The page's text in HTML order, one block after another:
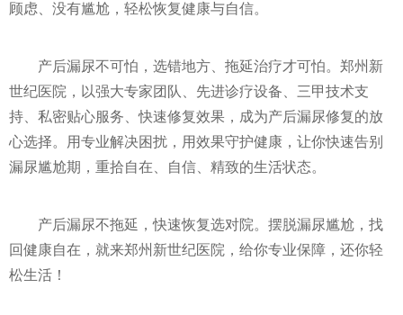
顾虑、没有尴尬，轻松恢复健康与自信。
产后漏尿不可怕，选错地方、拖延治疗才可怕。郑州新
世纪医院，以强大专家团队、先进诊疗设备、三甲技术支
持、私密贴心服务、快速修复效果，成为产后漏尿修复的放
心选择。用专业解决困扰，用效果守护健康，让你快速告别
漏尿尴尬期，重拾自在、自信、精致的生活状态。
产后漏尿不拖延，快速恢复选对院。摆脱漏尿尴尬，找
回健康自在，就来郑州新世纪医院，给你专业保障，还你轻
松生活！